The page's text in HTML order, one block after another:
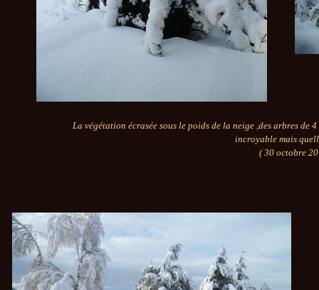
La végétation écrasée sous le poids de la neige ,des arbres de
incroyable mais
( 30 octobre